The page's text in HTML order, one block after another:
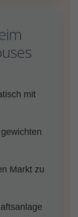
mit
Markt zu